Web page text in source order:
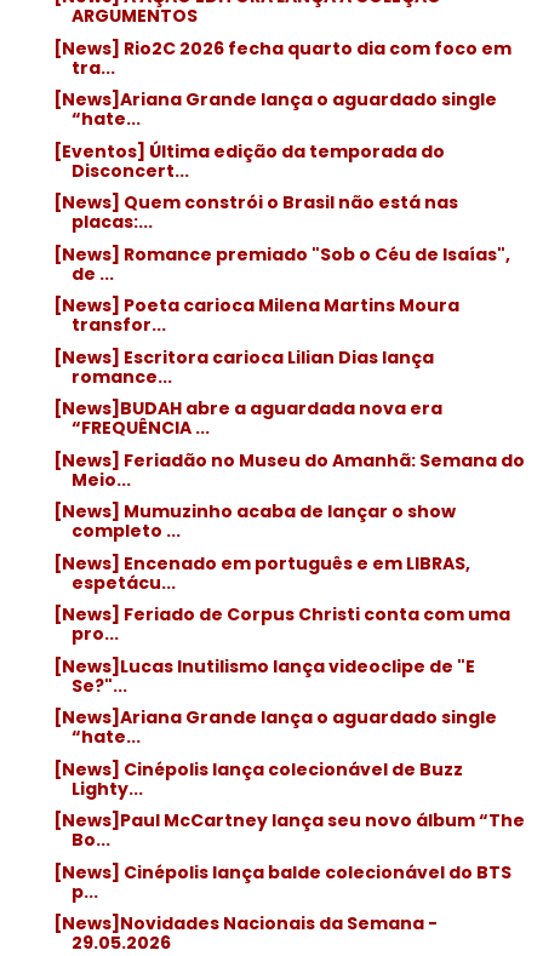
ARGUMENTOS
[News] Rio2C 2026 fecha quarto dia com foco em
tra...
[News]Ariana Grande lança o aguardado single
“hate...
[Eventos] Última edição da temporada do
Disconcert...
[News] Quem constrói o Brasil não está nas
placas:...
[News] Romance premiado "Sob o Céu de Isaías",
de ...
[News] Poeta carioca Milena Martins Moura
transfor...
[News] Escritora carioca Lilian Dias lança
romance...
[News]BUDAH abre a aguardada nova era
“FREQUÊNCIA ...
[News] Feriadão no Museu do Amanhã: Semana do
Meio...
[News] Mumuzinho acaba de lançar o show
completo ...
[News] Encenado em português e em LIBRAS,
espetácu...
[News] Feriado de Corpus Christi conta com uma
pro...
[News]Lucas Inutilismo lança videoclipe de "E
Se?"...
[News]Ariana Grande lança o aguardado single
“hate...
[News] Cinépolis lança colecionável de Buzz
Lighty...
[News]Paul McCartney lança seu novo álbum “The
Bo...
[News] Cinépolis lança balde colecionável do BTS
p...
[News]Novidades Nacionais da Semana -
29.05.2026